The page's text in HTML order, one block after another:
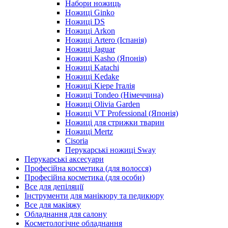
Набори ножиць
Ножиці Ginko
Ножиці DS
Ножиці Arkon
Ножиці Artero (Іспанія)
Ножиці Jaguar
Ножиці Kasho (Японія)
Ножиці Katachi
Ножиці Kedake
Ножиці Kiepe Італія
Ножиці Tondeo (Німеччина)
Ножиці Olivia Garden
Ножиці VT Professional (Японія)
Ножиці для стрижки тварин
Ножиці Mertz
Cisoria
Перукарські ножиці Sway
Перукарські аксесуари
Професійна косметика (для волосся)
Професійна косметика (для особи)
Все для депіляції
Інструменти для манікюру та педикюру
Все для макіяжу
Обладнання для салону
Косметологічне обладнання